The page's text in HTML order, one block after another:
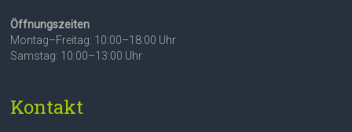
Öffnungszeiten
Montag–Freitag: 10:00–18:00 Uhr
Samstag: 10:00–13:00 Uhr
Kontakt